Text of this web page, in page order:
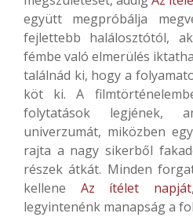
együtt megpróbálja
fejlettebb halálosztótól,
fémbe való elmerülés
találnád ki, hogy a
köt ki. A
folytatások legjének,
univerzumát, miközben
rajta a nagy sikerből
részek átkát. Minden
kellene Az ítélet napját
legyintenénk manapság a